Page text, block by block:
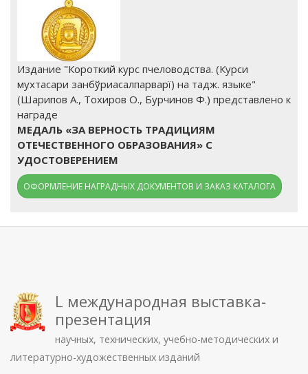
Издание "Короткий курс пчеловодства. (Курси
мухтасари занбўриасалпарварї) на тадж. языке"
(Шарипов А., Тохиров О., Бурчинов Ф.) представлено к
награде
МЕДАЛЬ «ЗА ВЕРНОСТЬ ТРАДИЦИЯМ
ОТЕЧЕСТВЕННОГО ОБРАЗОВАНИЯ» С
УДОСТОВЕРЕНИЕМ
ОФОРМЛЕНИЕ НАГРАДНЫХ ДОКУМЕНТОВ И ЗАКАЗ КАТАЛОГА
L международная выставка-
презентация
научных, технических, учебно-методических и
литературно-художественных изданий